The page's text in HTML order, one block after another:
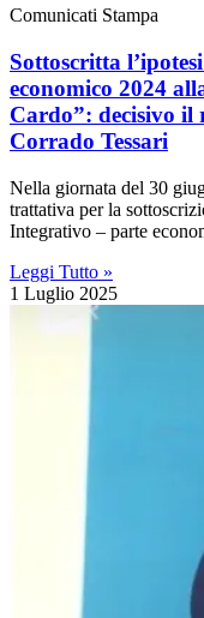
Comunicati Stampa
Sottoscritta
economico 2024
Cardo”: decisivo
Corrado Tessari
Nella giornata del 30
trattativa per la
Integrativo – parte
Leggi Tutto »
1 Luglio 2025